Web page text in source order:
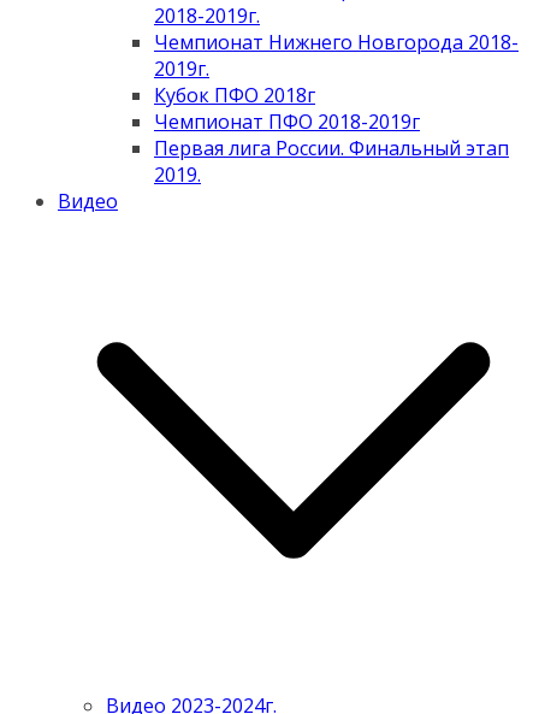
2018-2019г.
Чемпионат Нижнего Новгорода 2018-
2019г.
Кубок ПФО 2018г
Чемпионат ПФО 2018-2019г
Первая лига России. Финальный этап
2019.
Видео
Видео 2023-2024г.